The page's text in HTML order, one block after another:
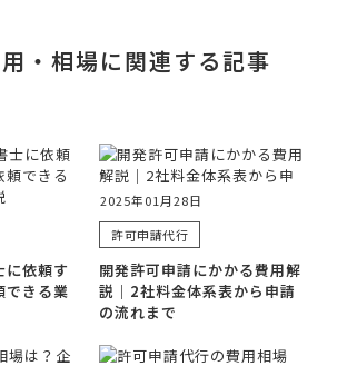
・相場に関連する記事
に依頼す
できる業
2025年01月28日
許可申請代行
開発許可申請にかかる費用解
説｜2社料金体系表から申請
の流れまで